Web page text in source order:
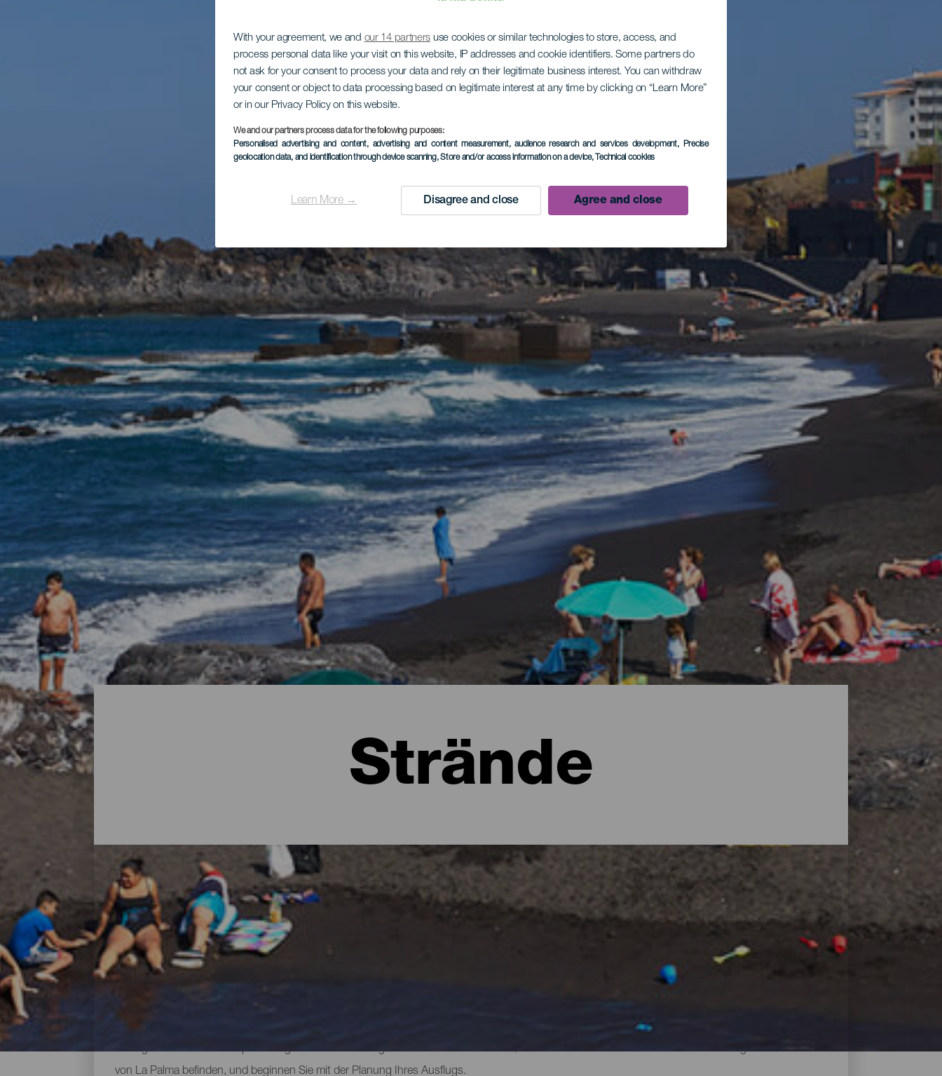
With your agreement, we and our 14 partners use cookies or similar technologies to store, access, and
process personal data like your visit on this website, IP addresses and cookie identifiers. Some partners do
not ask for your consent to process your data and rely on their legitimate business interest. You can withdraw
your consent or object to data processing based on legitimate interest at any time by clicking on “Learn More”
or in our Privacy Policy on this website.
We and our partners process data for the following purposes:
Personalised advertising and content, advertising and content measurement, audience research and services development, Precise
geolocation data, and identification through device scanning, Store and/or access information on a device, Technical cookies
Learn More → Disagree and close Agree and close
Strände
Alle Strände von La Palma
Wenn man an La Palma denkt, stellt man sich normalerweise üppige Wälder in allen Grüntönen und zerklüftete Landschaften vor, die von Vulkanen
bewacht werden, aber die Natur der Insel hält auch Überraschungen in Form von Stränden bereit. Es gibt städtische Strände mit allen
das Gefühl von Freiheit erleben kann. Sie alle haben jedoch etwas gemeinsam: ihren einzigartigen schwarzen Sand und die Möglichkeit, sie dank des
sonnigen Klimas des Archipels das ganze Jahr über zu genießen. Finden Sie heraus, wie sie beschaffen sind und wo sich die wichtigsten Strände
von La Palma befinden, und beginnen Sie mit der Planung Ihres Ausflugs.